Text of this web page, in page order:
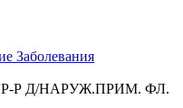
Заболевания
Р Д/НАРУЖ.ПРИМ. ФЛ.